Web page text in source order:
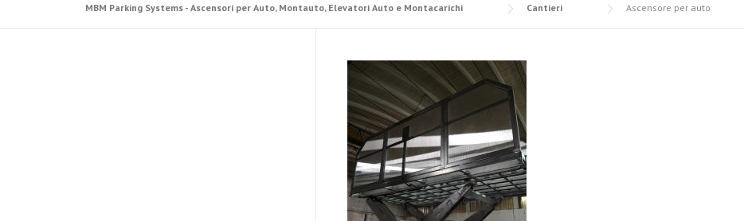
MBM Parking Systems - Ascensori per Auto, Montauto, Elevatori Auto e Montacarichi Cantieri Ascensore per auto